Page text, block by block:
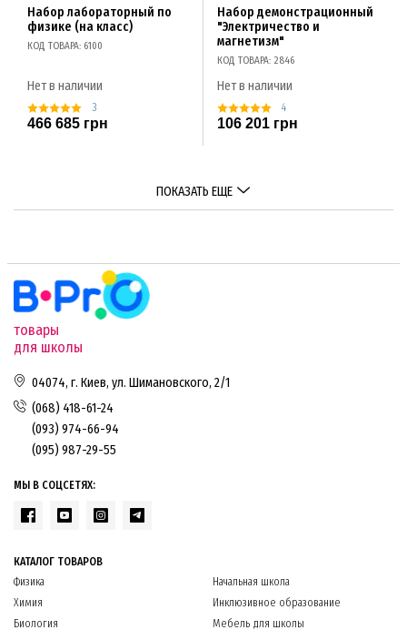
Набор лабораторный по
физике (на класс)
КОД ТОВАРА: 6100
Нет в наличии
3
466 685 грн
Набор демонстрационный
"Электричество и
магнетизм"
КОД ТОВАРА: 2846
Нет в наличии
4
106 201 грн
ПОКАЗАТЬ ЕЩЕ
товары
для школы
04074, г. Киев, ул. Шимановского, 2/1
(068) 418-61-24
(093) 974-66-94
(095) 987-29-55
МЫ В СОЦСЕТЯХ:
КАТАЛОГ ТОВАРОВ
Физика
Химия
Биология
Начальная школа
Инклюзивное образование
Мебель для школы